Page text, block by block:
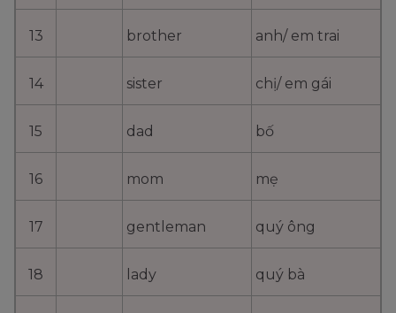
13 brother anh/ em trai
14 sister chị/ em gái
15 dad bố
16 mom mẹ
17 gentleman quý ông
18 lady quý bà